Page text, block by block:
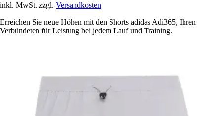
inkl. MwSt. zzgl. Versandkosten
Erreichen Sie neue Höhen mit den Shorts adidas Adi365, Ihren
Verbündeten für Leistung bei jedem Lauf und Training.